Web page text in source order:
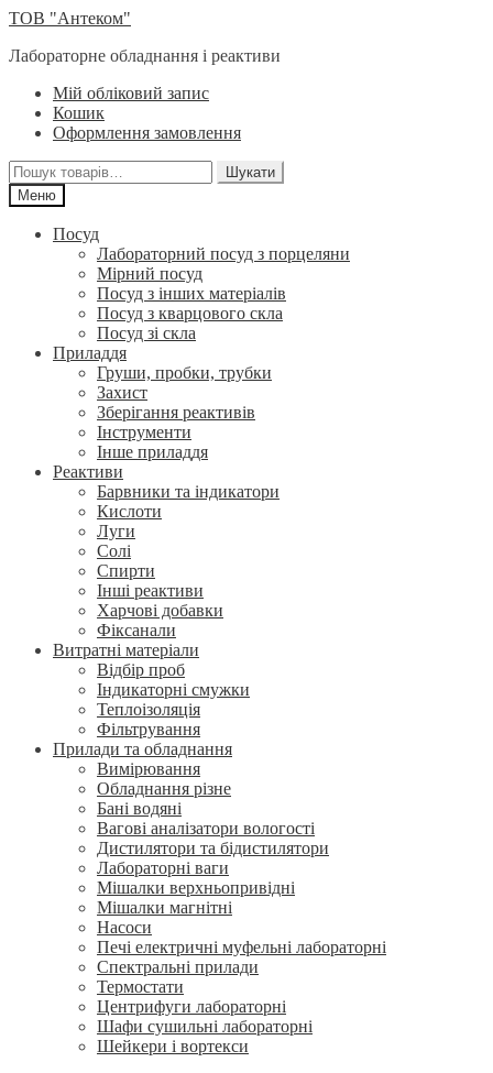
Перейти
навігації
Перейти
вмісту
ТОВ "Антеком"
Лабораторне обладнання і реактиви
Мій обліковий запис
Кошик
Оформлення замовлення
Шукати:
Шукати
Меню
Посуд
Лабораторний посуд з порцеляни
Мірний посуд
Посуд з інших матеріалів
Посуд з кварцового скла
Посуд зі скла
Приладдя
Груши, пробки, трубки
Захист
Зберігання реактивів
Інструменти
Інше приладдя
Реактиви
Барвники та індикатори
Кислоти
Луги
Солі
Спирти
Інші реактиви
Харчові добавки
Фіксанали
Витратні матеріали
Відбір проб
Індикаторні смужки
Теплоізоляція
Фільтрування
Прилади та обладнання
Вимірювання
Обладнання різне
Бані водяні
Вагові аналізатори вологості
Дистилятори та бідистилятори
Лабораторні ваги
Мішалки верхньопривідні
Мішалки магнітні
Насоси
Печі електричні муфельні лабораторні
Спектральні прилади
Термостати
Центрифуги лабораторні
Шафи сушильні лабораторні
Шейкери і вортекси